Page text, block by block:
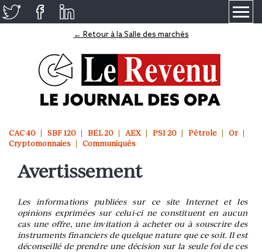
← Retour à la Salle des marchés
CAC 40 SBF 120 BEL 20 AEX PSI 20 Pétrole
Or
Cryptomonnaies
Communiqués
Avertissement
Les informations publiées sur ce site Internet et les
opinions exprimées sur celui-ci ne constituent en aucun
cas une offre, une invitation à acheter ou à souscrire des
instruments financiers de quelque nature que ce soit. Il est
déconseillé de prendre une décision sur la seule foi de ces